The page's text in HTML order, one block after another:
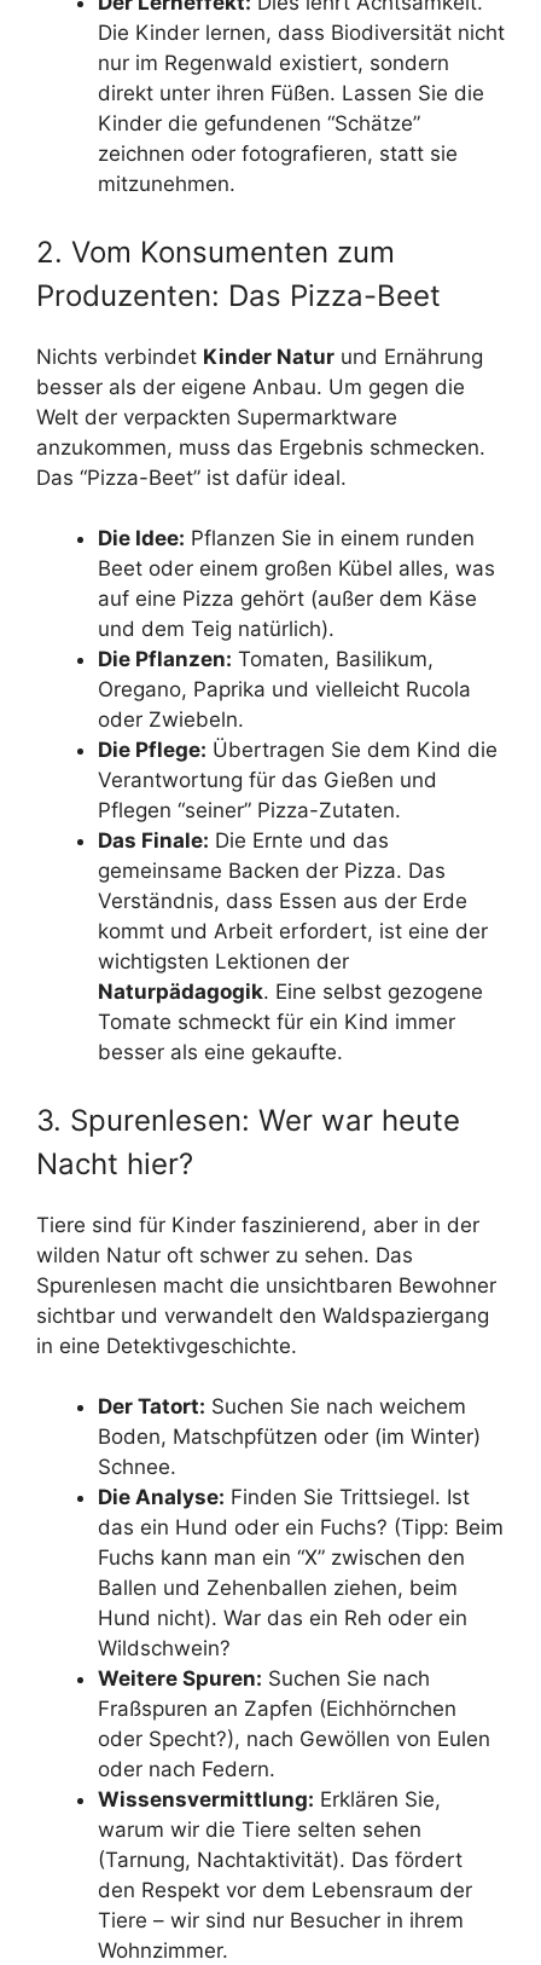
Die Kinder lernen, dass Biodiversität nicht
nur im Regenwald existiert, sondern
direkt unter ihren Füßen. Lassen Sie die
Kinder die gefundenen “Schätze”
zeichnen oder fotografieren, statt sie
mitzunehmen.
2. Vom Konsumenten zum
Produzenten: Das Pizza-Beet
Nichts verbindet Kinder Natur und Ernährung
besser als der eigene Anbau. Um gegen die
Welt der verpackten Supermarktware
anzukommen, muss das Ergebnis schmecken.
Das “Pizza-Beet” ist dafür ideal.
Die Idee: Pflanzen Sie in einem runden
Beet oder einem großen Kübel alles, was
auf eine Pizza gehört (außer dem Käse
und dem Teig natürlich).
Die Pflanzen: Tomaten, Basilikum,
Oregano, Paprika und vielleicht Rucola
oder Zwiebeln.
Die Pflege: Übertragen Sie dem Kind die
Verantwortung für das Gießen und
Pflegen “seiner” Pizza-Zutaten.
Das Finale: Die Ernte und das
gemeinsame Backen der Pizza. Das
Verständnis, dass Essen aus der Erde
kommt und Arbeit erfordert, ist eine der
wichtigsten Lektionen der
Naturpädagogik. Eine selbst gezogene
Tomate schmeckt für ein Kind immer
besser als eine gekaufte.
3. Spurenlesen: Wer war heute
Nacht hier?
Tiere sind für Kinder faszinierend, aber in der
wilden Natur oft schwer zu sehen. Das
Spurenlesen macht die unsichtbaren Bewohner
sichtbar und verwandelt den Waldspaziergang
in eine Detektivgeschichte.
Der Tatort: Suchen Sie nach weichem
Boden, Matschpfützen oder (im Winter)
Schnee.
Die Analyse: Finden Sie Trittsiegel. Ist
das ein Hund oder ein Fuchs? (Tipp: Beim
Fuchs kann man ein “X” zwischen den
Ballen und Zehenballen ziehen, beim
Hund nicht). War das ein Reh oder ein
Wildschwein?
Weitere Spuren: Suchen Sie nach
Fraßspuren an Zapfen (Eichhörnchen
oder Specht?), nach Gewöllen von Eulen
oder nach Federn.
Wissensvermittlung: Erklären Sie,
warum wir die Tiere selten sehen
(Tarnung, Nachtaktivität). Das fördert
den Respekt vor dem Lebensraum der
Tiere – wir sind nur Besucher in ihrem
Wohnzimmer.